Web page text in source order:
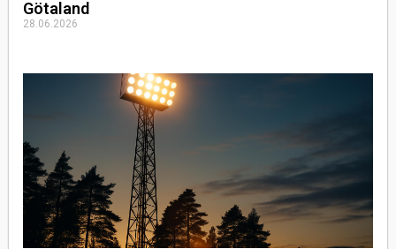
Götaland
28.06.2026